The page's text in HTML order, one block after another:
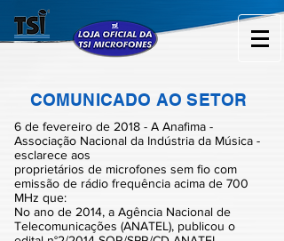
COMUNICADO AO SETOR
6 de fevereiro de 2018 - A Anafima -
Associação Nacional da Indústria da Música -
esclarece aos
proprietários de microfones sem fio com
emissão de rádio frequência acima de 700
MHz que:
No ano de 2014, a Agência Nacional de
Telecomunicações (ANATEL), publicou o